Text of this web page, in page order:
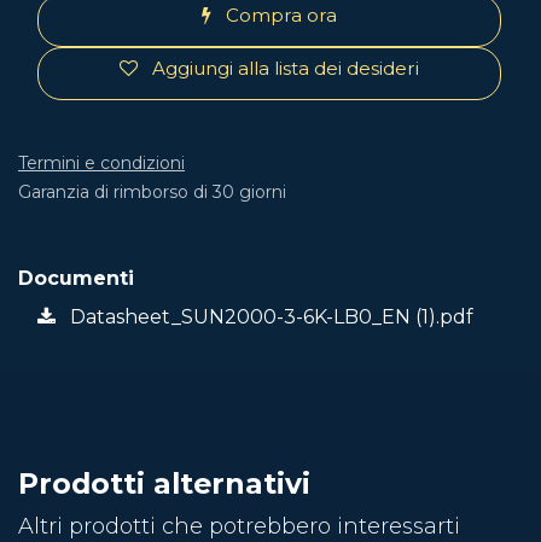
Compra ora
Aggiungi alla lista dei desideri
Termini e condizioni
Garanzia di rimborso di 30 giorni
Documenti
Datasheet_SUN2000-3-6K-LB0_EN (1).pdf
Prodotti alternativi
Altri prodotti che potrebbero interessarti